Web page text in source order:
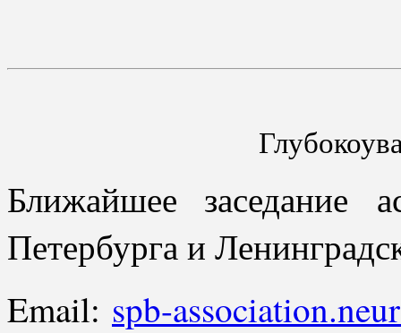
Ближайшее заседание
Петербурга и
Email: spb-